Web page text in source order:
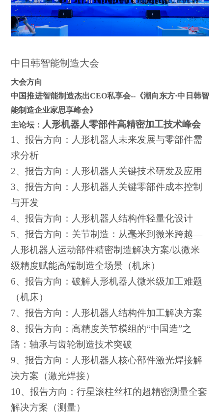
中日韩智能制造大会
大会方向
中国推进智能制造杰出CEO私享会-- 《潮向东方·中日韩智
能制造企业家思享峰会》
主论坛： 人形机器人零部件高精密加工技术峰会
1、报告方向：人形机器人未来发展与零部件需
求分析
2、报告方向：人形机器人关键技术研发及应用
3、报告方向：人形机器人关键零部件成本控制
与开发
4、报告方向：人形机器人结构件轻量化设计
5、报告方向：关节制造：从毫米到微米跨越—
人形机器人运动部件精密制造解决方案/以微米
级精度赋能高端制造全场景（机床）
6、报告方向：破解人形机器人微米级加工难题
（机床）
7、报告方向：人形机器人结构件加工解决方案
8、报告方向：高精度关节模组的“中国造”之
路：轴承与齿轮制造技术突破
9、报告方向：人形机器人核心部件激光焊接解
决方案（激光焊接）
10、报告方向：行星滚柱丝杠的超精密测量全套
解决方案（测量）